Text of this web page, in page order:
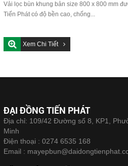
X 800 MM
Vải lọc bùn khung bản size 800 x 800 mm
Tiến Phát có độ bền cao, chống...
Xem Chi Tiết
ĐẠI ĐỒNG TIẾN PHÁT
Địa chỉ: 109/42 Đường số 8, KP1,
Minh
Điện thoại : 0274 6535 168
Email :